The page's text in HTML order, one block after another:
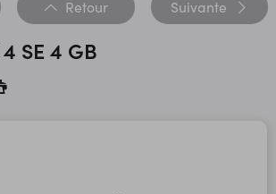
Retour Suivante
4 SE 4 GB